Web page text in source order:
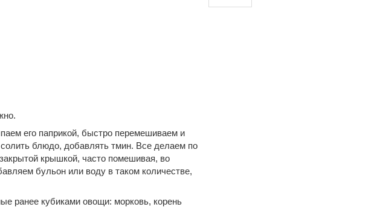
его паприкой, быстро перемешиваем и
блюдо, добавлять тмин. Все делаем по
крышкой, часто помешивая, во
бульон или воду в таком количестве,
ранее кубиками овощи: морковь, корень